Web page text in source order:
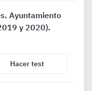
Ayuntamiento
y 2020).
Hacer test